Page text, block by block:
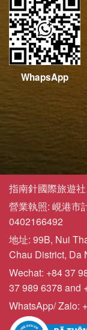
WhapsApp
指南針國際旅遊社
營業執照: 峴港市
0402166492
地址: 99B, Nui
Chau District, Da
Wechat: +84 37
37 989 6378 and
WhatsApp/ Zalo: